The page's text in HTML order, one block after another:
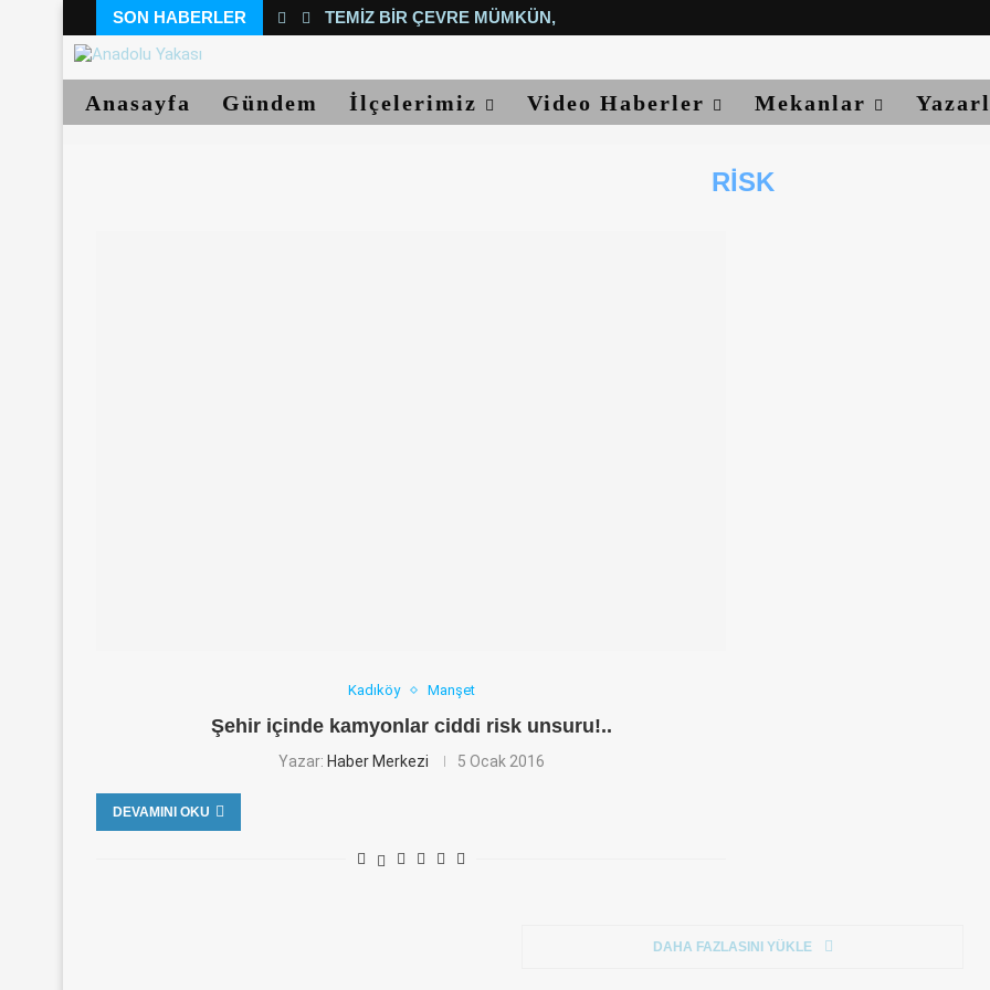
SON HABERLER TEMIZ BIR ÇEVRE MÜMKÜN, YETER...
Anasayfa Gündem İlçelerimiz Video Haberler Mekanlar
RISK
Kadıköy Manşet
Şehir içinde kamyonlar ciddi risk unsuru!..
Yazar: Haber Merkezi 5 Ocak 2016
DEVAMINI OKU
DAHA FAZLASINI YÜKLE